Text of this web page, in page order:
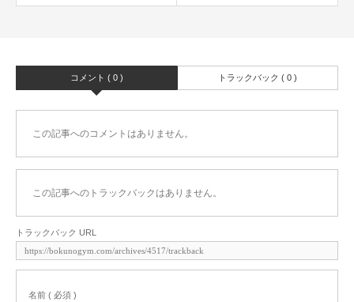
コメント ( 0 ) トラックバック ( 0 )
この記事へのコメントはありません。
この記事へのトラックバックはありません。
トラックバック URL
名前 ( 必須 )